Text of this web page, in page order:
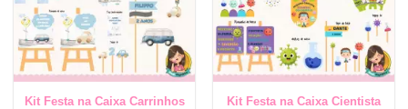
Kit Festa na Caixa Carrinhos Kit Festa na Caixa Cientista